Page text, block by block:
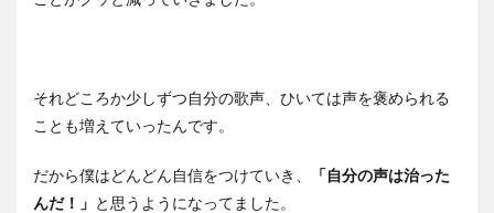
それどころか少しずつ自分の歌声、ひいては声を褒められる
ことも増えていったんです。
だから僕はどんどん自信をつけていき、
「自分の声は治った
んだ！」 と思うようになってました。